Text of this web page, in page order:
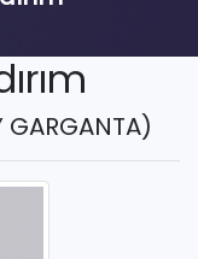
GARGANTA)